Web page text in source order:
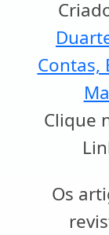
Contas,
Clique
Os